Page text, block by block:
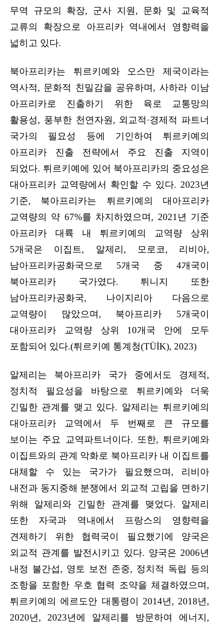
무역 규모의 확장, 군사 지원, 문화 및 교육적
교류의 확장으로 아프리카 역내에서 영향력을
넓히고 있다.
북아프리카는 튀르키예와 오스만 제국이라는
역사적, 문화적 친밀감을 공유하며, 사하라 이남
아프리카로 진출하기 위한 육로 교통망의
활용성, 풍부한 천연자원, 외교적·경제적 파트너
국가의 필요성 등에 기인하여 튀르키예의
아프리카 진출 전략에서 주요 진출 지역이
되었다. 튀르키예에 있어 북아프리카의 중요성은
대아프리카 교역량에서 확인할 수 있다. 2023년
기준, 북아프리카는 튀르키예의 대아프리카
교역량의 약 67%를 차지하였으며, 2021년 기준
아프리카 대륙 내 튀르키예의 교역량 상위
5개국은 이집트, 알제리, 모로코, 리비아,
남아프리카공화국으로 5개국 중 4개국이
북아프리카 국가였다. 튀니지 또한
남아프리카공화국, 나이지리아 다음으로
교역량이 많았으며, 북아프리카 5개국이
대아프리카 교역량 상위 10개국 안에 모두
포함되어 있다.(튀르키예 통계청(TÜİK), 2023)
알제리는 북아프리카 국가 중에서도 경제적,
정치적 필요성을 바탕으로 튀르키예와 더욱
긴밀한 관계를 맺고 있다. 알제리는 튀르키예의
대아프리카 교역에서 두 번째로 큰 규모를
보이는 주요 교역파트너이다. 또한, 튀르키예와
이집트와의 관계 악화로 북아프리카 내 이집트를
대체할 수 있는 국가가 필요했으며, 리비아
내전과 동지중해 분쟁에서 외교적 고립을 면하기
위해 알제리와 긴밀한 관계를 맺었다. 알제리
또한 자국과 역내에서 프랑스의 영향력을
견제하기 위한 협력국이 필요했기에 양국은
외교적 관계를 발전시키고 있다. 양국은 2006년
내정 불간섭, 영토 보전 존중, 정치적 독립 등의
조항을 포함한 우호 협력 조약을 체결하였으며,
튀르키예의 에르도안 대통령이 2014년, 2018년,
2020년, 2023년에 알제리를 방문하여 에너지,